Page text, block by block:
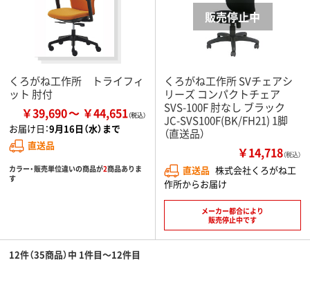
くろがね工作所 トライフィ
ット 肘付
￥39,690 ￥44,651
お届け日：9月16日（水）まで
直送品
カラー・販売単位違いの商品が2商品ありま
す
くろがね工作所 SVチェアシ
リーズ コンパクトチェア
SVS-100F 肘なし ブラック
JC-SVS100F(BK/FH21) 1脚
（直送品）
￥14,718（税込）
直送品 株式会社くろがね工
作所からお届け
メーカー都合により
販売停止中です
12件（35商品）中 1件目～12件目